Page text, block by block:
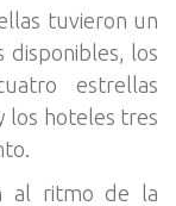
tuvieron un
disponibles, los
estrellas
los hoteles tres
al ritmo de la